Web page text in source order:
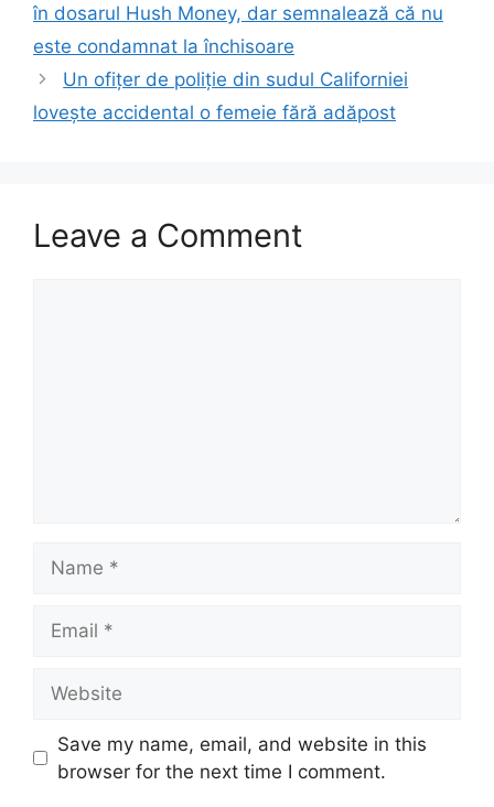
în dosarul Hush Money, dar semnalează că nu
este condamnat la închisoare
Un ofițer de poliție din sudul Californiei
lovește accidental o femeie fără adăpost
Leave a Comment
Save my name, email, and website in this
browser for the next time I comment.